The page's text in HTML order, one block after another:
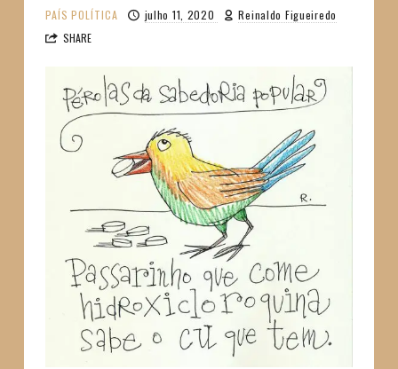
PAÍS POLÍTICA julho 11, 2020
Reinaldo Figueiredo
SHARE